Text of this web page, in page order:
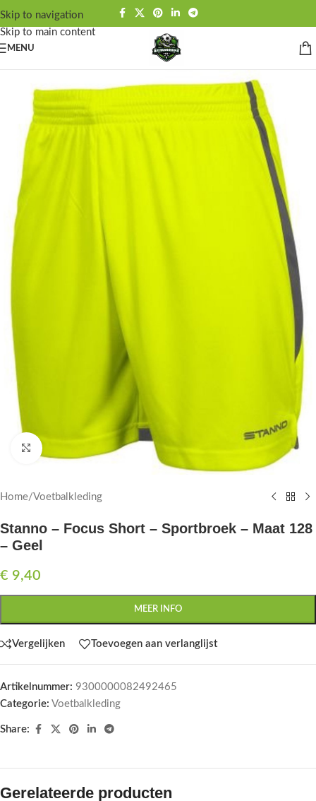
Skip to navigation
Skip to main content
MENU
Click to enlarge
Home/Voetbalkleding
Stanno – Focus Short – Sportbroek – Maat 128
– Geel
€ 9,40
MEER INFO
Vergelijken Toevoegen aan verlanglijst
Artikelnummer: 9300000082492465
Categorie: Voetbalkleding
Share:
Gerelateerde producten